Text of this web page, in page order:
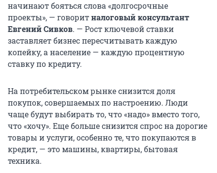
начинают бояться слова «долгосрочные
проекты», — говоритналоговый консультант
Евгений Cивков. — Рост ключевой ставки
заставляет бизнес пересчитывать каждую
копейку, а население — каждую процентную
ставку по кредиту.
На потребительском рынке снизится доля
покупок, совершаемых по настроению. Люди
чаще будут выбирать то, что «надо» вместо того,
что «хочу». Еще больше снизится спрос на дорогие
товары и услуги, особенно те, что покупаются в
кредит, — это машины, квартиры, бытовая
техника.